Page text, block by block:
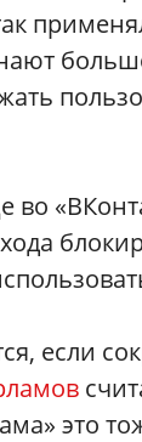
если
это